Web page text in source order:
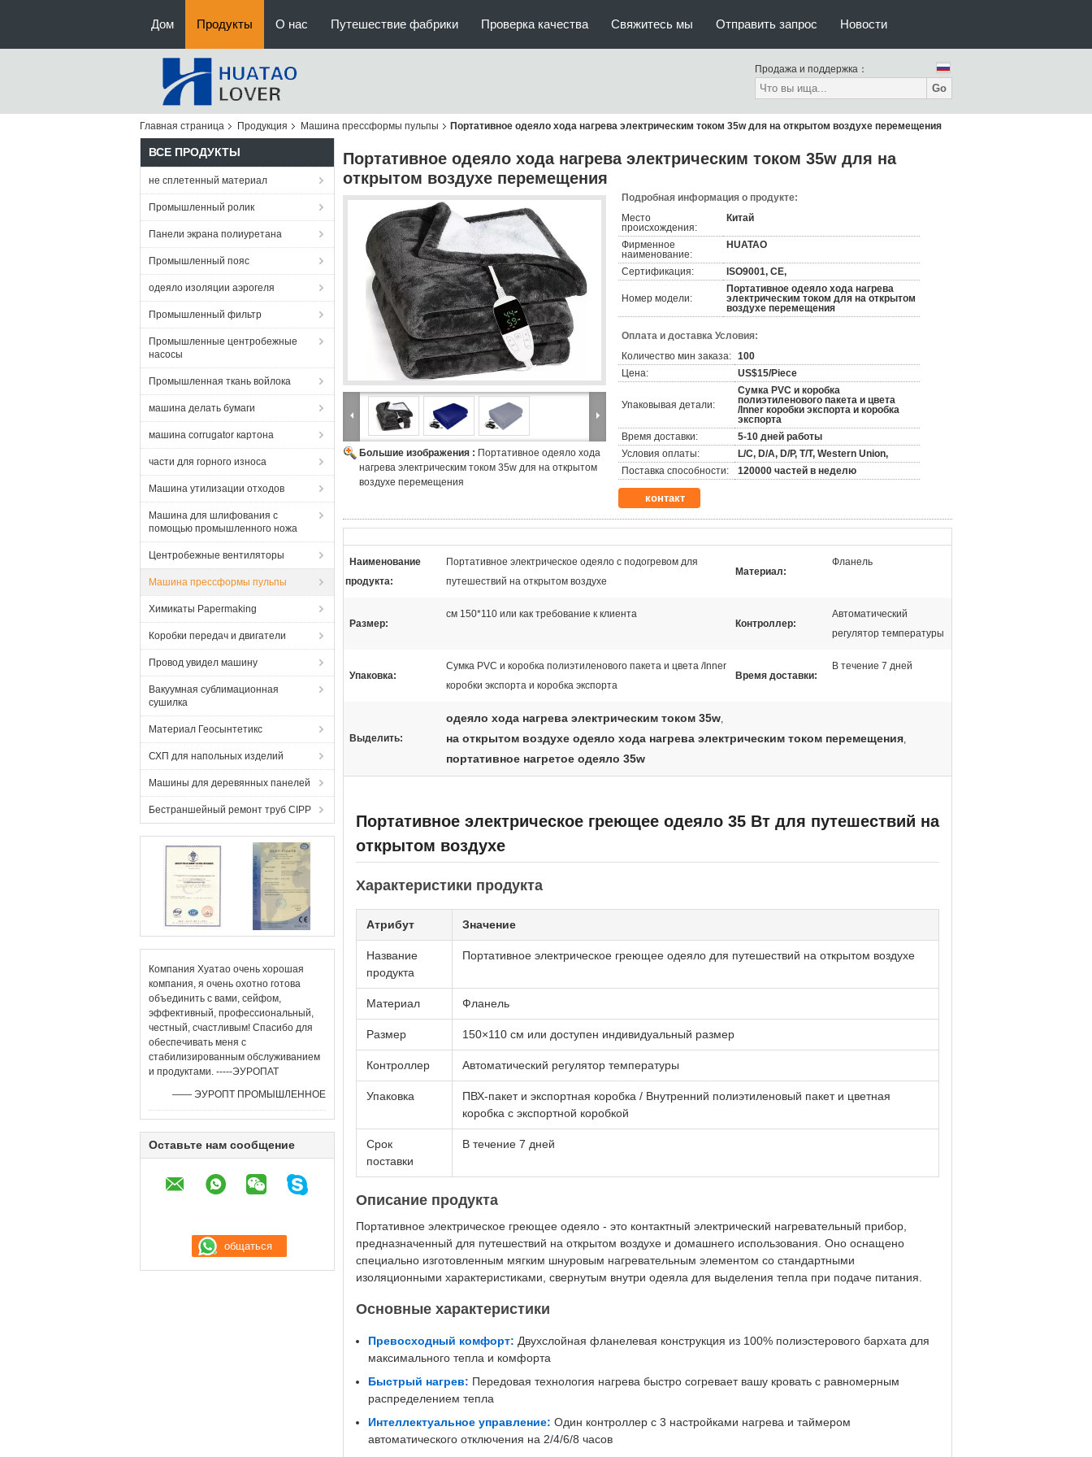
Дом Продукты О нас Путешествие фабрики Проверка качества Свяжитесь мы Отправить запрос Новости
Продажа и поддержка：
Go
Главная страница Продукция Машина прессформы пульпы Портативное одеяло хода нагрева электрическим током 35w для на открытом воздухе перемещения
ВСЕ ПРОДУКТЫ
не сплетенный материал
Промышленный ролик
Панели экрана полиуретана
Промышленный пояс
одеяло изоляции аэрогеля
Промышленный фильтр
Промышленные центробежные
насосы
Промышленная ткань войлока
машина делать бумаги
машина corrugator картона
части для горного износа
Машина утилизации отходов
Машина для шлифования с
помощью промышленного ножа
Центробежные вентиляторы
Машина прессформы пульпы
Химикаты Papermaking
Коробки передач и двигатели
Провод увидел машину
Вакуумная сублимационная
сушилка
Материал Геосынтетикс
СХП для напольных изделий
Машины для деревянных панелей
Бестраншейный ремонт труб CIPP
Компания Хуатао очень хорошая
компания, я очень охотно готова
объединить с вами, сейфом,
эффективный, профессиональный,
честный, счастливым! Спасибо для
обеспечивать меня с
стабилизированным обслуживанием
и продуктами. -----ЭУРОПАТ
—— ЭУРОПТ ПРОМЫШЛЕННОЕ
Оставьте нам сообщение
Портативное одеяло хода нагрева электрическим током 35w для на
открытом воздухе перемещения
Большие изображения : Портативное одеяло хода
нагрева электрическим током 35w для на открытом
воздухе перемещения
Подробная информация о продукте:
Место
происхождения:
Китай
Фирменное
наименование:
HUATAO
Сертификация: ISO9001, CE,
Номер модели:
Портативное одеяло хода нагрева
электрическим током для на открытом
воздухе перемещения
Оплата и доставка Условия:
Количество мин заказа: 100
Цена:
US$15/Piece
Упаковывая детали:
Сумка PVC и коробка
полиэтиленового пакета и цвета
/Inner коробки экспорта и коробка
экспорта
Время доставки:
5-10 дней работы
Условия оплаты:
L/C, D/A, D/P, T/T, Western Union,
Поставка способности:
120000 частей в неделю
контакт
Наименование
продукта:
Портативное электрическое одеяло с подогревом для
путешествий на открытом воздухе
Материал:
Фланель
Размер:
см 150*110 или как требование к клиента
Контроллер:
Автоматический
регулятор температуры
Упаковка:
Сумка PVC и коробка полиэтиленового пакета и цвета /Inner
коробки экспорта и коробка экспорта
Время доставки:
В течение 7 дней
Выделить:
одеяло хода нагрева электрическим током 35w,
на открытом воздухе одеяло хода нагрева электрическим током перемещения,
портативное нагретое одеяло 35w
Портативное электрическое греющее одеяло 35 Вт для путешествий на
открытом воздухе
Характеристики продукта
Атрибут Значение
Название
продукта
Портативное электрическое греющее одеяло для путешествий на открытом воздухе
Материал Фланель
Размер 150×110 см или доступен индивидуальный размер
Контроллер Автоматический регулятор температуры
Упаковка
ПВХ-пакет и экспортная коробка / Внутренний полиэтиленовый пакет и цветная
коробка с экспортной коробкой
Срок
поставки
В течение 7 дней
Описание продукта
Портативное электрическое греющее одеяло - это контактный электрический нагревательный прибор,
предназначенный для путешествий на открытом воздухе и домашнего использования. Оно оснащено
специально изготовленным мягким шнуровым нагревательным элементом со стандартными
изоляционными характеристиками, свернутым внутри одеяла для выделения тепла при подаче питания.
Основные характеристики
Превосходный комфорт: Двухслойная фланелевая конструкция из 100% полиэстерового бархата для
максимального тепла и комфорта
Быстрый нагрев: Передовая технология нагрева быстро согревает вашу кровать с равномерным
распределением тепла
Интеллектуальное управление: Один контроллер с 3 настройками нагрева и таймером
автоматического отключения на 2/4/6/8 часов